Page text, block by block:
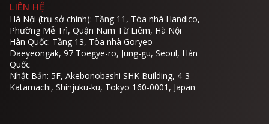
LIÊN HỆ
Hà Nội (trụ sở chính): Tầng 11, Tòa nhà Handico,
Phường Mễ Trì, Quận Nam Từ Liêm, Hà Nội
Hàn Quốc: Tầng 13, Tòa nhà Goryeo
Daeyeongak, 97 Toegye-ro, Jung-gu, Seoul, Hàn
Quốc
Nhật Bản: 5F, Akebonobashi SHK Building, 4-3
Katamachi, Shinjuku-ku, Tokyo 160-0001, Japan